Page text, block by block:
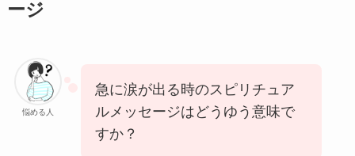
ージ
悩める人
急に涙が出る時のスピリチュア
ルメッセージはどうゆう意味で
すか？